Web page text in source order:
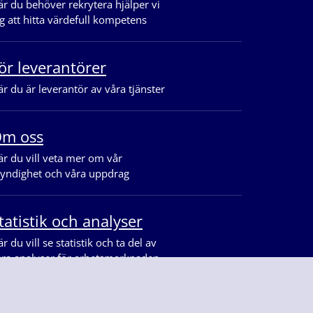
du behöver rekrytera hjälper vi
att hitta värdefull kompetens
leverantörer
du är leverantör av våra tjänster
oss
du vill veta mer om vår
och våra uppdrag
och analyser
du vill se statistik och ta del av
analyser för arbetsmarknaden